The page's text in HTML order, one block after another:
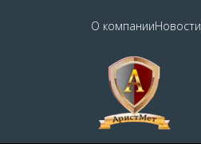
О компанииНовости